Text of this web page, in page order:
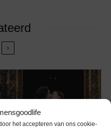
het accepteren van ons cookie-
wanneer jullie gaan
trouwen